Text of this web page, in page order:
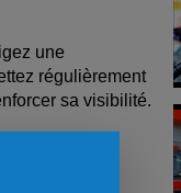
une
régulièrement
sa visibilité.